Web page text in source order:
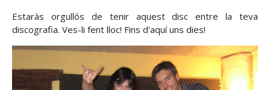
Estaràs orgullós de tenir aquest disc entre la teva
discografia. Ves-li fent lloc! Fins d'aquí uns dies!